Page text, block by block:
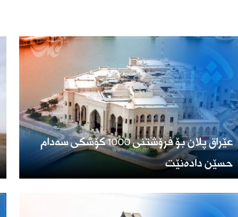
عێراق پلان بۆ فرۆشتنی 1000 کۆشکی سەدام
حسێن دادەنێت